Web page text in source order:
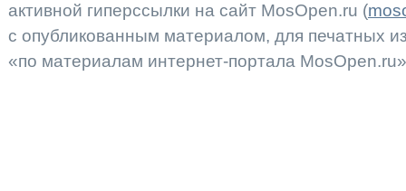
активной гиперссылки на сайт MosOpen.ru (
с опубликованным материалом, для печатных
«по материалам интернет-портала